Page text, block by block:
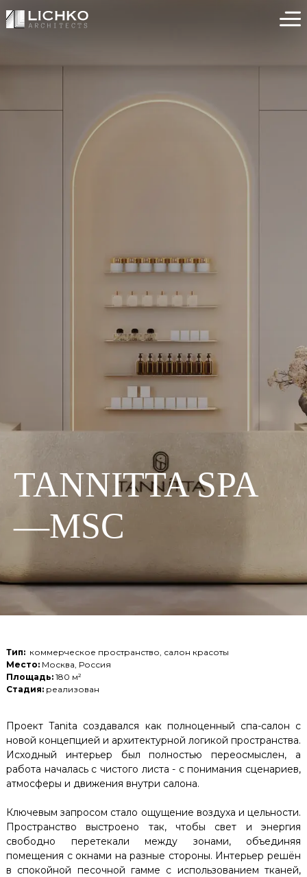
TANNITTA SPA
—MSC
Тип: коммерческое пространство, салон красоты
Место: Москва, Россия
Площадь: 180 м²
Стадия: реализован
Проект Tanita создавался как полноценный спа-салон с
новой концепцией и архитектурной логикой пространства.
Исходный интерьер был полностью переосмыслен, а
работа началась с чистого листа - с понимания сценариев,
атмосферы и движения внутри салона.
Ключевым запросом стало ощущение воздуха и цельности.
Пространство выстроено так, чтобы свет и энергия
свободно перетекали между зонами, объединяя
помещения с окнами на разные стороны. Интерьер решён
в спокойной песочной гамме с использованием тканей,